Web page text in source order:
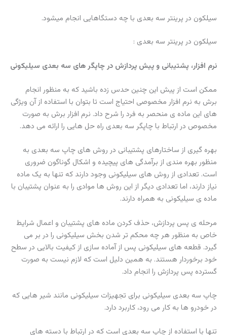
سیلکون در پرینتر سه بعدی با چه دستگاهایی انجام میشود.
سیلکون در پرینتر سه بعدی :
نرم افزار، پشتیبانی و پیش پردازش در چاپگر های سه بعدی سیلیکونی
ممکن است از پیش این چنین حدس زده باشید که به منظور انجام
برش به نرم افزار مخصوصی احتیاج است تا بتوان با استفاده از آن ویژگی
های این ماده‌ ی منحصر به فرد را شرح داد. نرم افزار برش به صورت
مخصوص در ارتباط با چاپگر سه بعدی راه حل هایی را ارائه می دهد.
بهره گیری از ساختارهای پشتیبانی در روش های چاپ سه بعدی به
منظور بهره مندی از برآمدگی های پیچیده و اشکال گوناگون ضروری
است. تعدادی از روش های سیلیکونی وجود دارند که تنها به یک ماده
نیاز دارند، اما تعدادی دیگر از این روش ها موادی را به عنوان پشتیبان با
ماده‌ ی سیلیکونی به همراه دارند.
مرحله ی پس پردازش، حذف کردن ماده های پشتیبان و اعمال شرایط
خاص به منظور هر چه محکم تر شدن بخش سیلیکونی را در بر می
گیرد. قطعه های سیلیکونی پس از آماده سازی از کیفیت بالایی در سطح
خود برخوردار هستند. به همین دلیل است که لازم نیست به صورت
گسترده پس پردازش را انجام داد.
چاپ سه بعدی سیلیکونی برای تجهیزات سیلیکونی مانند شیر هایی که
در خودرو ها به کار می رود، کاربرد دارد.
تنها با استفاده از چاپ سه بعدی است که در ارتباط با دسته های